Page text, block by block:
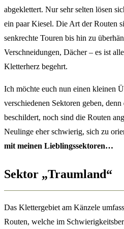
abgeklettert. Nur sehr selten lösen
ein paar Kiesel. Die Art der Routen
senkrechte Touren bis hin zu
Verschneidungen, Dächer – es ist
Kletterherz begehrt.
Ich möchte euch nun einen kleinen
verschiedenen Sektoren geben,
beschildert, noch sind die Routen
Neulinge eher schwierig, sich zu
mit meinen Lieblingssektoren…
Sektor „Traumland“
Das Klettergebiet am Känzele
Routen, welche im